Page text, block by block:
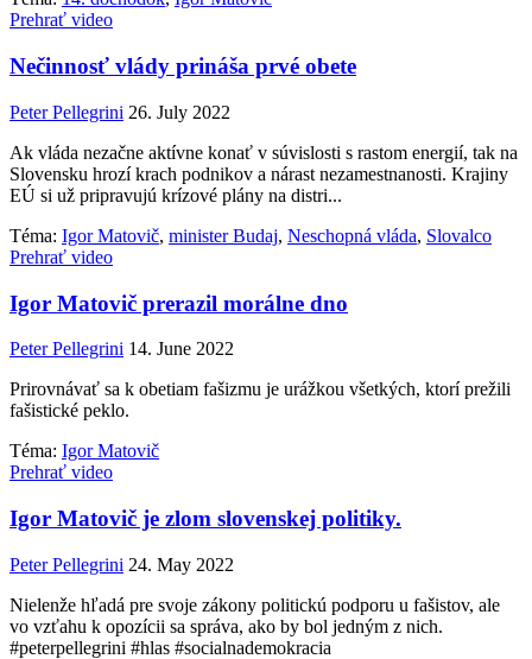
Prehrať video
Nečinnosť vlády prináša prvé obete
Peter Pellegrini 26. July 2022
Ak vláda nezačne aktívne konať v súvislosti s rastom energií, tak na
Slovensku hrozí krach podnikov a nárast nezamestnanosti. Krajiny
EÚ si už pripravujú krízové plány na distri...
Téma: Igor Matovič, minister Budaj, Neschopná vláda, Slovalco
Prehrať video
Igor Matovič prerazil morálne dno
Peter Pellegrini 14. June 2022
Prirovnávať sa k obetiam fašizmu je urážkou všetkých, ktorí prežili
fašistické peklo.
Téma: Igor Matovič
Prehrať video
Igor Matovič je zlom slovenskej politiky.
Peter Pellegrini 24. May 2022
Nielenže hľadá pre svoje zákony politickú podporu u fašistov, ale
vo vzťahu k opozícii sa správa, ako by bol jedným z nich.
#peterpellegrini #hlas #socialnademokracia